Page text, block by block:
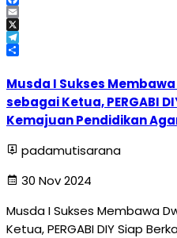
Facebook
Email
X
Telegram
Musda I Sukses
sebagai Ketua, PERGABI
Kemajuan Pendidikan
padamutisarana
30 Nov 2024
Musda I Sukses Membawa
Ketua, PERGABI DIY Siap